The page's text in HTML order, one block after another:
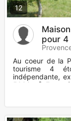
12
pour 4
Au coeur de la
tourisme 4
indépendante,
5000 m².